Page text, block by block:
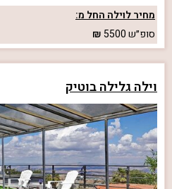
מחיר לוילה החל מ:
סופ״ש5500
וילה גלילה בוטיק